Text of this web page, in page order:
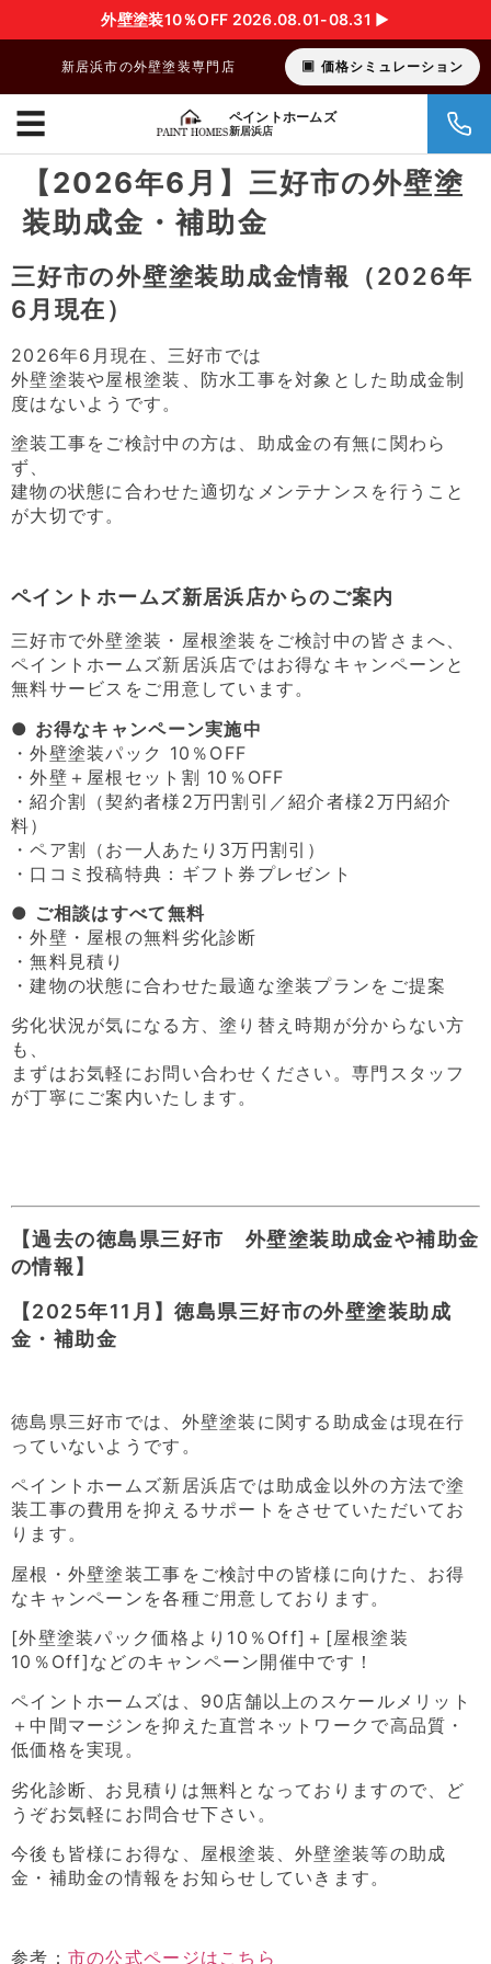
外壁塗装10％OFF 2026.08.01-08.31 ▶︎
新居浜市の外壁塗装専門店 価格シミュレーション
ペイントホームズ
新居浜店
☰
【2026年6月】三好市の外壁塗
装助成金・補助金
三好市の外壁塗装助成金情報（2026年
6月現在）
2026年6月現在、三好市では
外壁塗装や屋根塗装、防水工事を対象とした助成金制
度はないようです。
塗装工事をご検討中の方は、助成金の有無に関わら
ず、
建物の状態に合わせた適切なメンテナンスを行うこと
が大切です。
ペイントホームズ新居浜店からのご案内
三好市で外壁塗装・屋根塗装をご検討中の皆さまへ、
ペイントホームズ新居浜店ではお得なキャンペーンと
無料サービスをご用意しています。
● お得なキャンペーン実施中
・外壁塗装パック 10％OFF
・外壁＋屋根セット割 10％OFF
・紹介割（契約者様2万円割引／紹介者様2万円紹介
料）
・ペア割（お一人あたり3万円割引）
・口コミ投稿特典：ギフト券プレゼント
● ご相談はすべて無料
・外壁・屋根の無料劣化診断
・無料見積り
・建物の状態に合わせた最適な塗装プランをご提案
劣化状況が気になる方、塗り替え時期が分からない方
も、
まずはお気軽にお問い合わせください。専門スタッフ
が丁寧にご案内いたします。
【過去の徳島県三好市 外壁塗装助成金や補助金
の情報】
【2025年11月】徳島県三好市の外壁塗装助成
金・補助金
徳島県三好市では、外壁塗装に関する助成金は現在行
っていないようです。
ペイントホームズ新居浜店では助成金以外の方法で塗
装工事の費用を抑えるサポートをさせていただいてお
ります。
屋根・外壁塗装工事をご検討中の皆様に向けた、お得
なキャンペーンを各種ご用意しております。
[外壁塗装パック価格より10％Off]＋[屋根塗装
10％Off]などのキャンペーン開催中です！
ペイントホームズは、90店舗以上のスケールメリット
＋中間マージンを抑えた直営ネットワークで高品質・
低価格を実現。
劣化診断、お見積りは無料となっておりますので、ど
うぞお気軽にお問合せ下さい。
今後も皆様にお得な、屋根塗装、外壁塗装等の助成
金・補助金の情報をお知らせしていきます。
参考： 市の公式ページはこちら